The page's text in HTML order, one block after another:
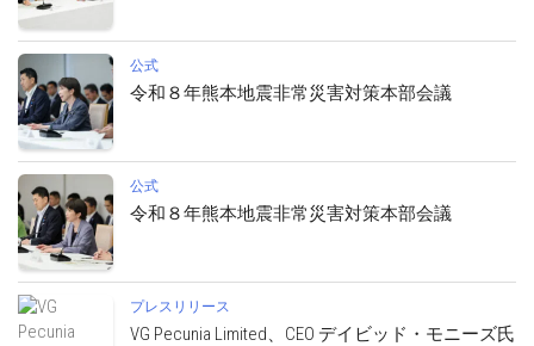
公式
令和８年熊本地震非常災害対策本部会議
公式
令和８年熊本地震非常災害対策本部会議
プレスリリース
VG Pecunia Limited、CEO デイビッド・モニーズ氏